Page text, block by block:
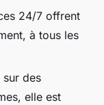
24/7 offrent
à tous les
sur des
elle est